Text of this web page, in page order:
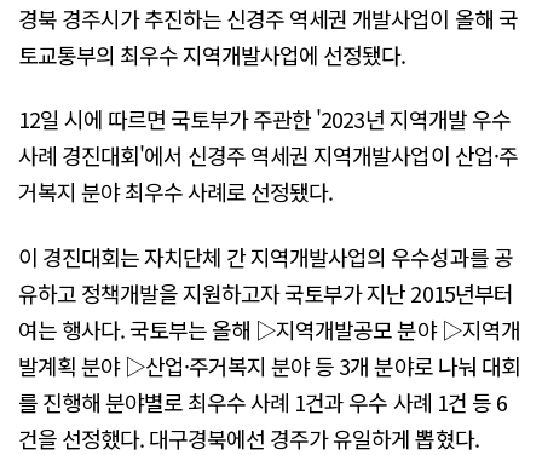
경북 경주시가 추진하는 신경주 역세권 개발사업이 올해 국
토교통부의 최우수 지역개발사업에 선정됐다.
12일 시에 따르면 국토부가 주관한 '2023년 지역개발 우수
사례 경진대회'에서 신경주 역세권 지역개발사업이 산업·주
거복지 분야 최우수 사례로 선정됐다.
이 경진대회는 자치단체 간 지역개발사업의 우수성과를 공
유하고 정책개발을 지원하고자 국토부가 지난 2015년부터
여는 행사다. 국토부는 올해 ▷지역개발공모 분야 ▷지역개
발계획 분야 ▷산업·주거복지 분야 등 3개 분야로 나눠 대회
를 진행해 분야별로 최우수 사례 1건과 우수 사례 1건 등 6
건을 선정했다. 대구경북에선 경주가 유일하게 뽑혔다.